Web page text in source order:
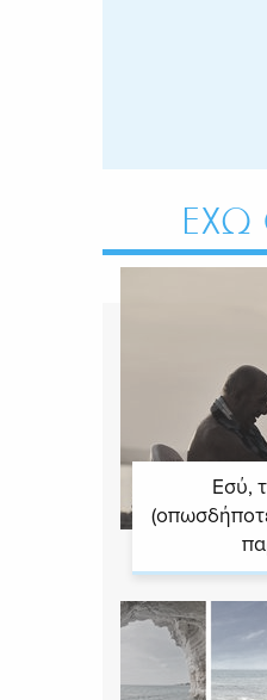
ΕΧΩ
Εσύ,